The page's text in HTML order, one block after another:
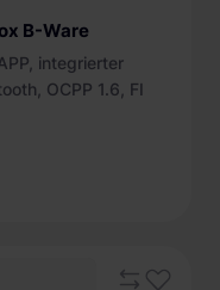
B-Ware
integrierter
OCPP 1.6, FI